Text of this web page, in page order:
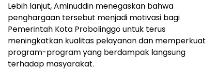
Lebih lanjut, Aminuddin menegaskan bahwa
penghargaan tersebut menjadi motivasi bagi
Pemerintah Kota Probolinggo untuk terus
meningkatkan kualitas pelayanan dan memperkuat
program-program yang berdampak langsung
terhadap masyarakat.